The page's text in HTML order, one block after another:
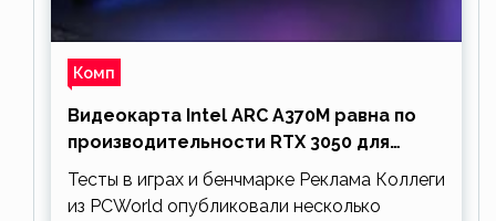
Комп
Видеокарта Intel ARC A370M равна по
производительности RTX 3050 для
ноутбуков
Тесты в играх и бенчмарке Реклама Коллеги
из PCWorld опубликовали несколько